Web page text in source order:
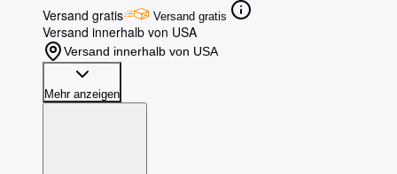
Versand gratis
Versand gratis
Versand innerhalb von USA
Versand innerhalb von USA
Mehr anzeigen